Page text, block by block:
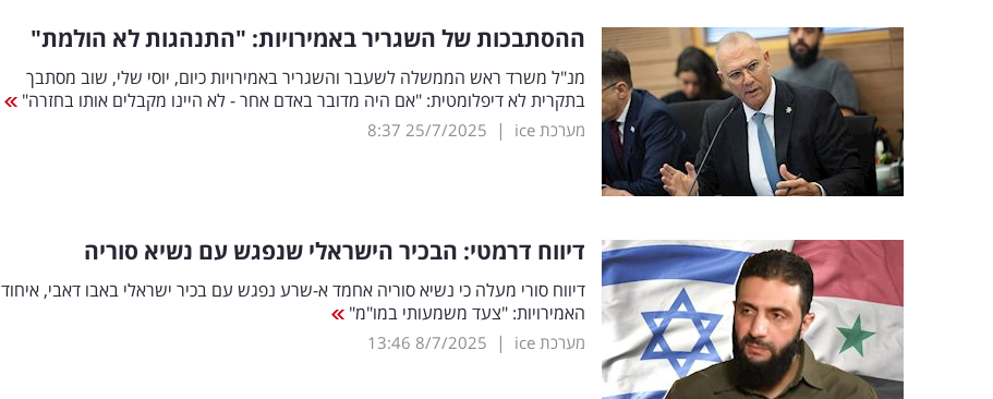
ההסתבכות של השגריר באמירויות: "התנהגות לא הולמת"
מנ"ל משרד ראש הממשלה לשעבר והשגריר באמירויות כיום, יוסי שלי, שוב מסתבך
בתקרית לא דיפלומטית: "אם היה מדובר באדם אחר - לא היינו מקבלים אותו בחזרה"
מערכת ice |
25/7/2025
8:37
דיווח דרמטי: הבכיר הישראלי שנפגש עם נשיא סוריה
דיווח סורי מעלה כי נשיא סוריה אחמד א-שרע נפגש עם בכיר ישראלי באבו דאבי, איחוד
האמירויות: "צעד משמעותי במו"מ"
מערכת ice |
8/7/2025
13:46